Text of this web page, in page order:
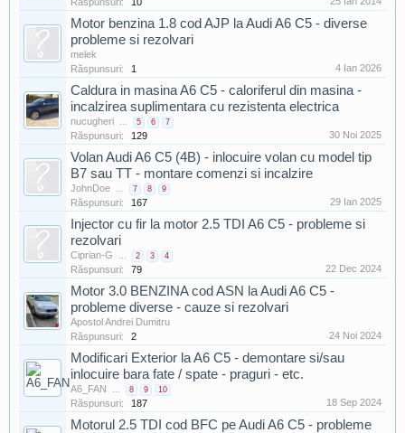
Motor benzina 1.8 cod AJP la Audi A6 C5 - diverse
probleme si rezolvari
melek
Răspunsuri:
1 4 Ian 2026
Caldura in masina A6 C5 - caloriferul din masina -
incalzirea suplimentara cu rezistenta electrica
nucugheri ... 5 6 7
Răspunsuri: 129 30 Noi 2025
Volan Audi A6 C5 (4B) - inlocuire volan cu model tip
B7 sau TT - montare comenzi si incalzire
JohnDoe ... 7 8 9
Răspunsuri: 167 29 Ian 2025
Injector cu fir la motor 2.5 TDI A6 C5 - probleme si
rezolvari
Ciprian-G ... 2 3 4
Răspunsuri: 79 22 Dec 2024
Motor 3.0 BENZINA cod ASN la Audi A6 C5 -
probleme diverse - cauze si rezolvari
Apostol Andrei Dumitru
Răspunsuri:
2 24 Noi 2024
Modificari Exterior la A6 C5 - demontare si/sau
inlocuire bara fate / spate - praguri - etc.
A6_FAN ... 8 9 10
Răspunsuri: 187 18 Sep 2024
Motorul 2.5 TDI cod BFC pe Audi A6 C5 - probleme